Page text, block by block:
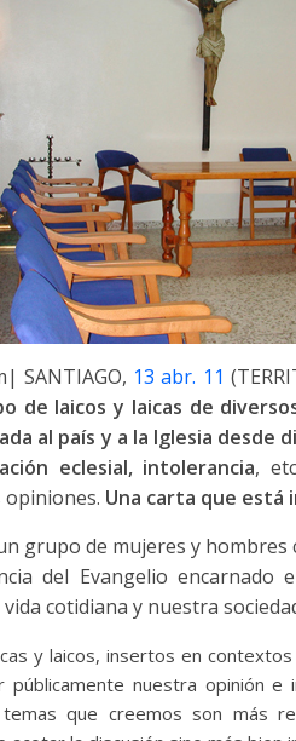
SANTIAGO, 13 abr. 11
de laicos y laicas de
al país y a la Iglesia
eclesial, intolerancia,
Una carta que está
grupo de mujeres y
del Evangelio encarnado
cotidiana y nuestra
y laicos, insertos en
públicamente nuestra opinión
temas que creemos son más